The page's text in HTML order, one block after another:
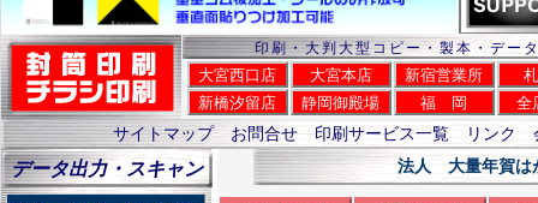
印刷・大判大型コピー・製本・デー
大宮西口店 大宮本店 新宿営業所
新橋汐留店
静岡御殿場 福 岡
全
サイトマップ
お問合せ 印刷サービス一覧 リンク
データ出力・スキャン 法人 大量年賀